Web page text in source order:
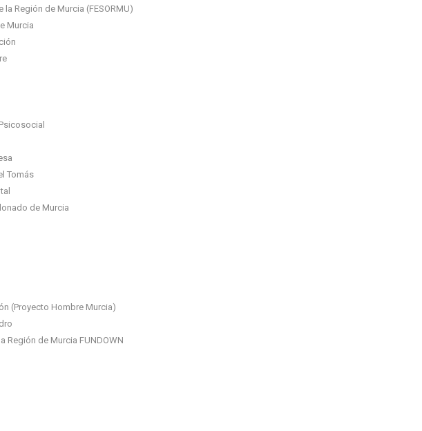
Región de Murcia (FESORMU)
Murcia
Tomás
de Murcia
(Proyecto Hombre Murcia)
Región de Murcia FUNDOWN